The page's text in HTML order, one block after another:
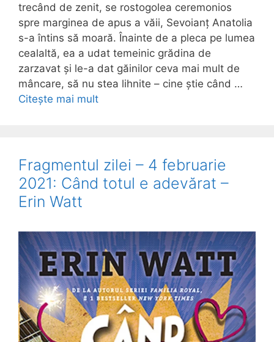
trecând de zenit, se rostogolea ceremonios
spre marginea de apus a văii, Sevoianţ Anatolia
s-a întins să moară. Înainte de a pleca pe lumea
cealaltă, ea a udat temeinic grădina de
zarzavat și le-a dat găinilor ceva mai mult de
mâncare, să nu stea lihnite – cine știe când …
Citește mai mult
Fragmentul zilei – 4 februarie
2021: Când totul e adevărat –
Erin Watt